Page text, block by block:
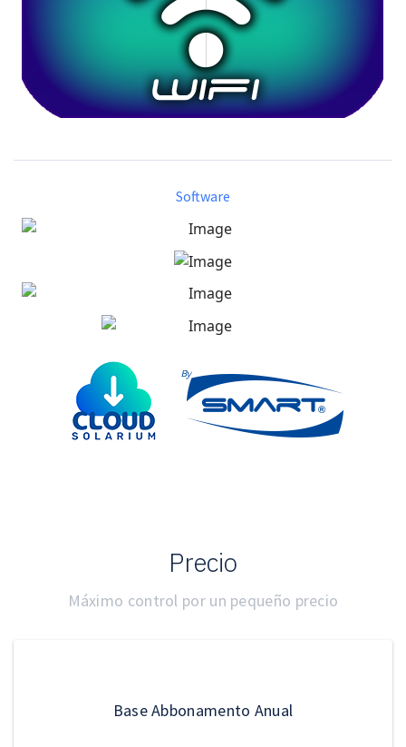
Software
Precio
Máximo control por un pequeño precio
Base Abbonamento Anual